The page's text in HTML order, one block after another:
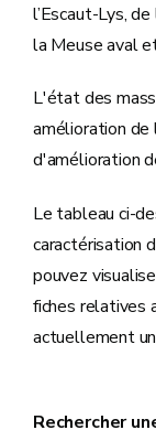
l’Escaut-Lys,
la Meuse aval
L'état des
amélioration
d'amélioration
Le tableau ci-
caractérisation
pouvez
fiches relatives
actuellement
Rechercher